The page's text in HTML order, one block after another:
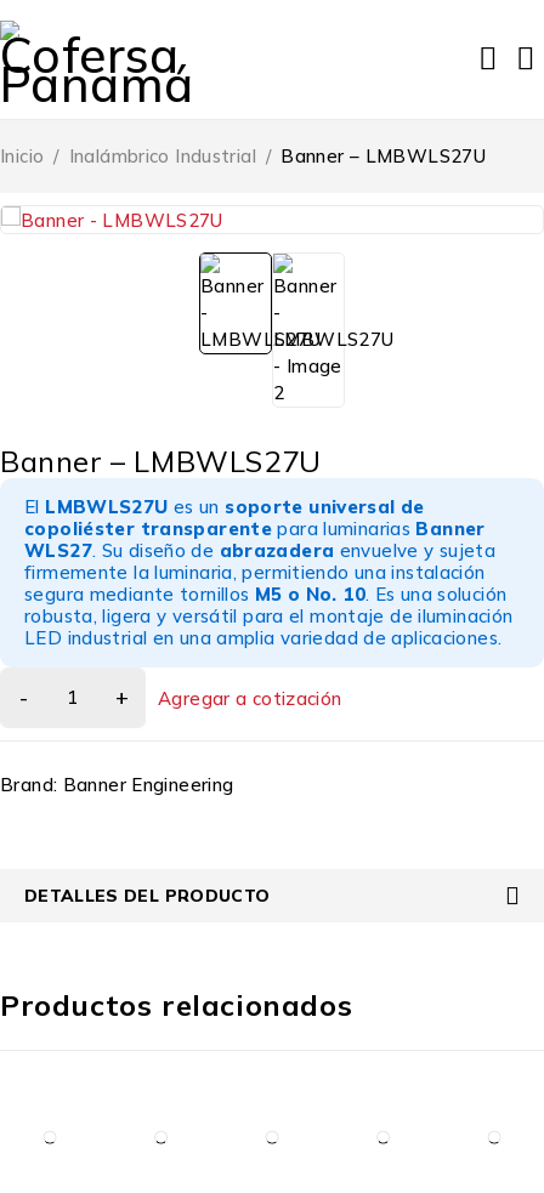
Inicio / Inalámbrico Industrial / Banner – LMBWLS27U
Banner – LMBWLS27U
El LMBWLS27U es un soporte universal de
copoliéster transparente para luminarias Banner
WLS27. Su diseño de abrazadera envuelve y sujeta
firmemente la luminaria, permitiendo una instalación
segura mediante tornillos M5 o No. 10. Es una solución
robusta, ligera y versátil para el montaje de iluminación
LED industrial en una amplia variedad de aplicaciones.
Agregar a cotización
Brand: Banner Engineering
DETALLES DEL PRODUCTO
Productos relacionados